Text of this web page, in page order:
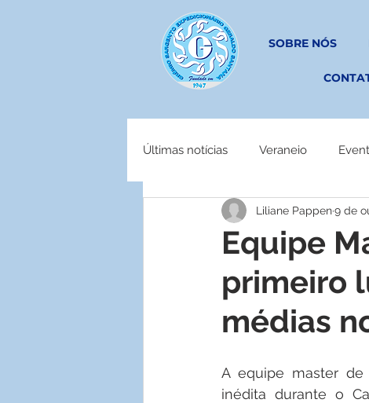
SOBRE NÓS
Últimas notícias Veraneio
EM OBRAS
Equipe
primeiro
médias
Liliane Pappen9 de
A equipe master de
inédita durante o